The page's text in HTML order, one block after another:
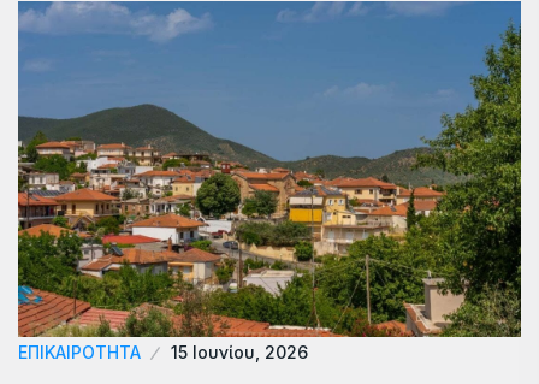
ΕΠΙΚΑΙΡΟΤΗΤΑ 15 Ιουνίου, 2026